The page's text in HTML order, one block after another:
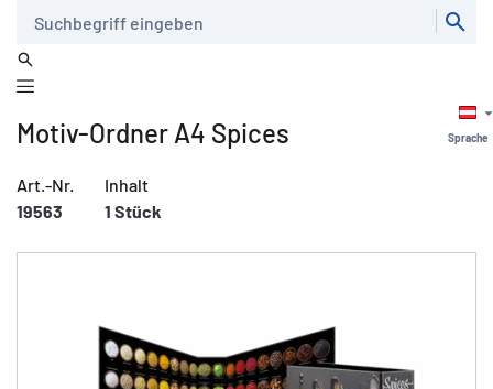
Sprache
Motiv-Ordner A4 Spices
Art.-Nr.
19563
Inhalt
1 Stück